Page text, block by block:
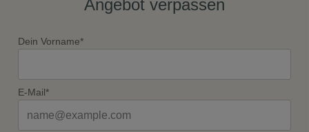
Angebot verpassen
Dein Vorname*
E-Mail*